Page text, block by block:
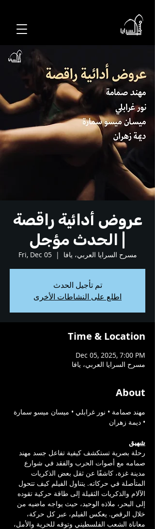
عروض أدائية راقصة
| الحدث مؤجل
Fri, Dec 05
  |
مسرح السرايا العربي، يافا
تم تأجيل الحدث
اطلع على النشاطات الأخرى
Time & Location
Dec 05, 2025, 7:00 PM
مسرح السرايا العربي، يافا
About
مهند صمامة • نور غرابلي • ميسان ميسو سمارة
• ديمة زهران
شهيق
رحلة بصرية تستكشف كيفية تفاعل جسد مهند
صمامه مع أصوات الحرب والفقد في شوارع
مدينة غزة، كاشفًا عن ثقل بعض الذكريات
المتأصلة في حركاته. يتناول الفيلم كيف تتحول
الآلام والذكريات الثقيلة إلى طاقة حركية تقوده
إلى البحر، ملاذه الوحيد، حيث يواجه ماضيه من
خلال الرقص. يعكس الفيلم، عبر كل حركة،
معاناة الشعب الفلسطيني وتوقه للحرية والأمل،